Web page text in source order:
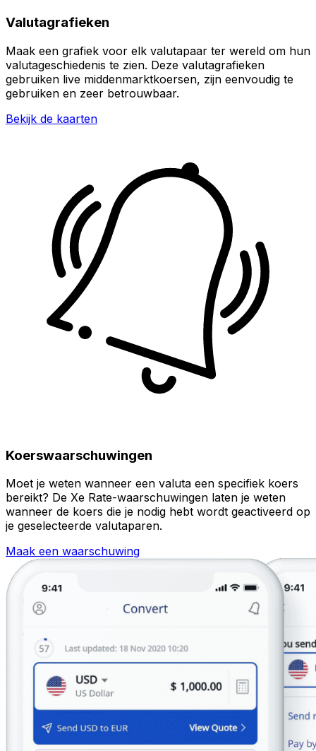
Valutagrafieken
Maak een grafiek voor elk valutapaar ter wereld om hun
valutageschiedenis te zien. Deze valutagrafieken
gebruiken live middenmarktkoersen, zijn eenvoudig te
gebruiken en zeer betrouwbaar.
Bekijk de kaarten
Koerswaarschuwingen
Moet je weten wanneer een valuta een specifiek koers
bereikt? De Xe Rate-waarschuwingen laten je weten
wanneer de koers die je nodig hebt wordt geactiveerd op
je geselecteerde valutaparen.
Maak een waarschuwing